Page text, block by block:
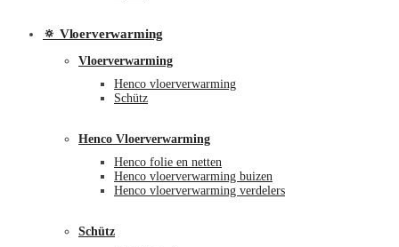
🔅 Vloerverwarming
Vloerverwarming
Henco vloerverwarming
Schütz
Henco Vloerverwarming
Henco folie en netten
Henco vloerverwarming buizen
Henco vloerverwarming verdelers
Schütz